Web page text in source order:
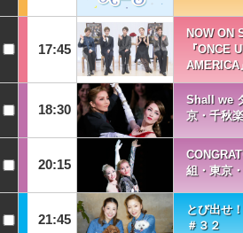
17:45
NOW ON
『ONCE
AMERICA
18:30
Shall we
京・千秋楽
20:15
組・東京
21:45
とび出せ
＃３２